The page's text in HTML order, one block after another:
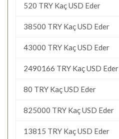
520 TRY Kaç USD Eder
38500 TRY Kaç USD Eder
43000 TRY Kaç USD Eder
2490166 TRY Kaç USD Eder
80 TRY Kaç USD Eder
825000 TRY Kaç USD Eder
13815 TRY Kaç USD Eder